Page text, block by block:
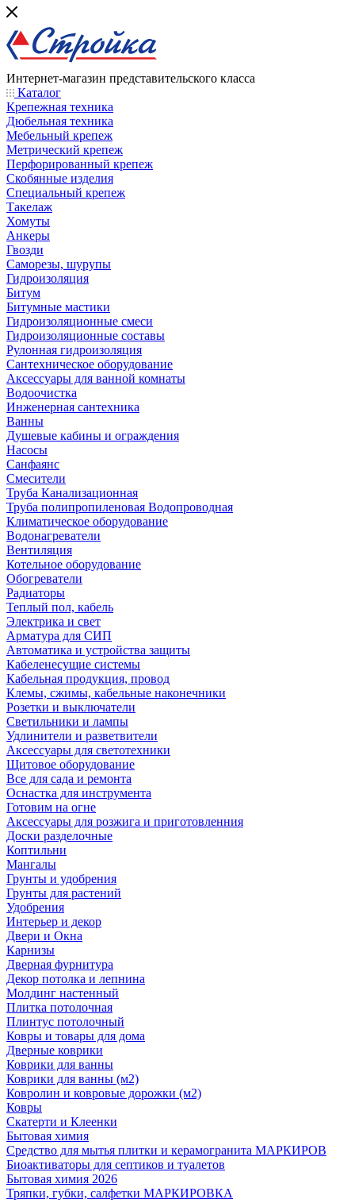
Интернет-магазин представительского класса
Каталог
Крепежная техника
Дюбельная техника
Мебельный крепеж
Метрический крепеж
Перфорированный крепеж
Скобянные изделия
Специальный крепеж
Такелаж
Хомуты
Анкеры
Гвозди
Саморезы, шурупы
Гидроизоляция
Битум
Битумные мастики
Гидроизоляционные смеси
Гидроизоляционные составы
Рулонная гидроизоляция
Сантехническое оборудование
Аксессуары для ванной комнаты
Водоочистка
Инженерная сантехника
Ванны
Душевые кабины и ограждения
Насосы
Санфаянс
Смесители
Труба Канализационная
Труба полипропиленовая Водопроводная
Климатическое оборудование
Водонагреватели
Вентиляция
Котельное оборудование
Обогреватели
Радиаторы
Теплый пол, кабель
Электрика и свет
Арматура для СИП
Автоматика и устройства защиты
Кабеленесущие системы
Кабельная продукция, провод
Клемы, сжимы, кабельные наконечники
Розетки и выключатели
Светильники и лампы
Удлинители и разветвители
Аксессуары для светотехники
Щитовое оборудование
Все для сада и ремонта
Оснастка для инструмента
Готовим на огне
Аксессуары для розжига и приготовленния
Доски разделочные
Коптильни
Мангалы
Грунты и удобрения
Грунты для растений
Удобрения
Интерьер и декор
Двери и Окна
Карнизы
Дверная фурнитура
Декор потолка и лепнина
Молдинг настенный
Плитка потолочная
Плинтус потолочный
Ковры и товары для дома
Дверные коврики
Коврики для ванны
Коврики для ванны (м2)
Ковролин и ковровые дорожки (м2)
Ковры
Скатерти и Клеенки
Бытовая химия
Средство для мытья плитки и керамогранита МАРКИРОВ
Биоактиваторы для септиков и туалетов
Бытовая химия 2026
Тряпки, губки, салфетки МАРКИРОВКА